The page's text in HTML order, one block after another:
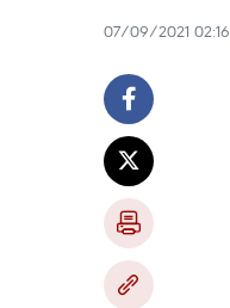
07/09/2021 02:16